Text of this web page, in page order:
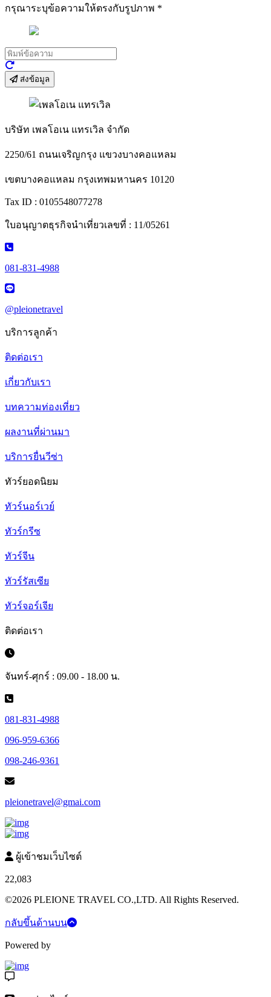
กรุณาระบุข้อความให้ตรงกับรูปภาพ *
ส่งข้อมูล
บริษัท เพลโอเน แทรเวิล จำกัด
2250/61 ถนนเจริญกรุง แขวงบางคอแหลม
เขตบางคอแหลม กรุงเทพมหานคร 10120
Tax ID : 0105548077278
ใบอนุญาตธุรกิจนำเที่ยวเลขที่ : 11/05261
081-831-4988
@pleionetravel
บริการลูกค้า
ติดต่อเรา
เกี่ยวกับเรา
บทความท่องเที่ยว
ผลงานที่ผ่านมา
บริการยื่นวีซ่า
ทัวร์ยอดนิยม
ทัวร์นอร์เวย์
ทัวร์กรีซ
ทัวร์จีน
ทัวร์รัสเซีย
ทัวร์จอร์เจีย
ติดต่อเรา
จันทร์-ศุกร์ : 09.00 - 18.00 น.
081-831-4988
096-959-6366
098-246-9361
pleionetravel@gmai.com
ผู้เข้าชมเว็บไซต์
22,083
©2026 PLEIONE TRAVEL CO.,LTD. All Rights Reserved.
กลับขึ้นด้านบน
Powered by